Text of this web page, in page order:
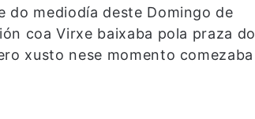
do mediodía deste Domingo de
coa Virxe baixaba pola praza do
xusto nese momento comezaba